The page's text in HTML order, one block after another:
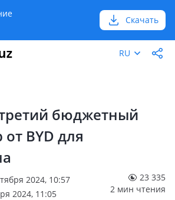
Скачать
RU
бюджетный
BYD для
2024, 10:57
2024, 11:05
23 335
2 мин чтения